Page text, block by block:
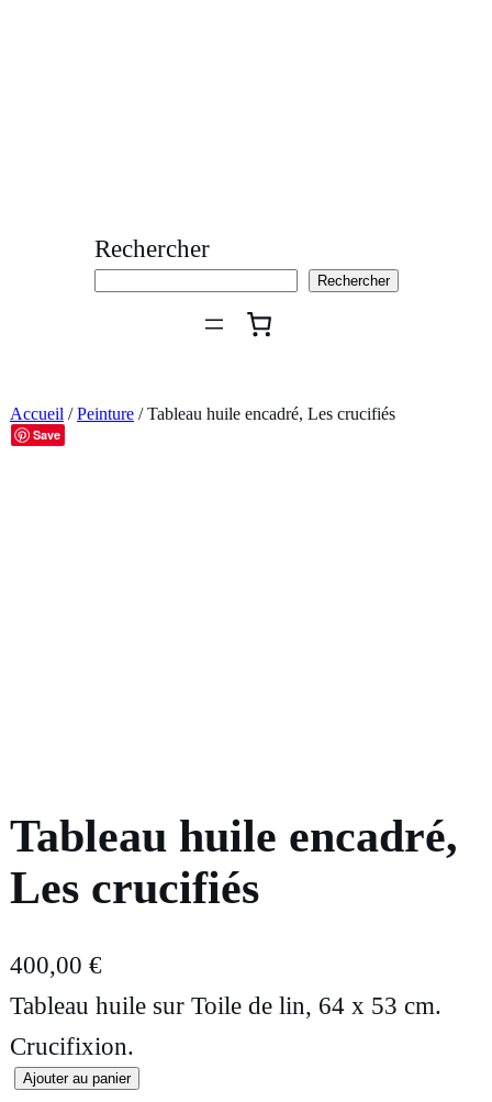
Rechercher
Rechercher
Save
Accueil /Peinture/ Tableau huile encadré, Les crucifiés
Tableau huile encadré,
Les crucifiés
400,00 €
Tableau huile sur Toile de lin, 64 x 53 cm.
Crucifixion.
qAjouter au panier